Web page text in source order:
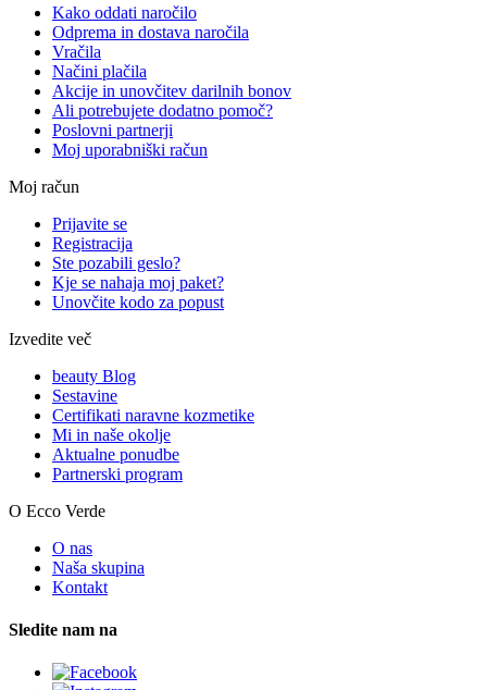
Kako oddati naročilo
Odprema in dostava naročila
Vračila
Načini plačila
Akcije in unovčitev darilnih bonov
Ali potrebujete dodatno pomoč?
Poslovni partnerji
Moj uporabniški račun
Moj račun
Prijavite se
Registracija
Ste pozabili geslo?
Kje se nahaja moj paket?
Unovčite kodo za popust
Izvedite več
beauty Blog
Sestavine
Certifikati naravne kozmetike
Mi in naše okolje
Aktualne ponudbe
Partnerski program
O Ecco Verde
O nas
Naša skupina
Kontakt
Sledite nam na